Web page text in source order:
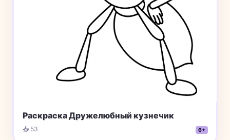
Раскраска Дружелюбный кузнечик
📥 53 6+